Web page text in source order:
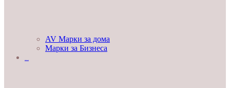
AV Марки за дома
Марки за Бизнеса